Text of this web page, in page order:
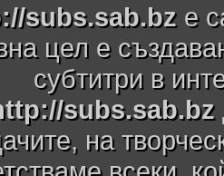
subs.sab.bz е
цел е
субтитри в
subs.sab.bz
на